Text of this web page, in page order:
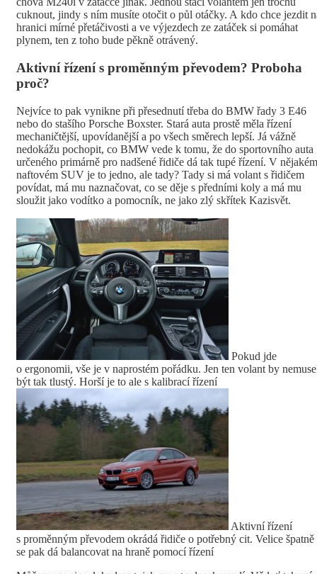
cuknout, jindy s ním musíte otočit o půl otáčky. A kdo chce jezdit
hranici mírné přetáčivosti a ve výjezdech ze zatáček si pomáhat
plynem, ten z toho bude pěkně otrávený.
Aktivní řízení s proměnným převodem? Proboha
proč?
Nejvíce to pak vynikne při přesednutí třeba do BMW řady 3 E46
nebo do stašího Porsche Boxster. Stará auta prostě měla řízení
mechaničtější, upovídanější a po všech směrech lepší. Já vážně
nedokážu pochopit, co BMW vede k tomu, že do sportovního auta
určeného primárně pro nadšené řidiče dá tak tupé řízení. V nějakém
naftovém SUV je to jedno, ale tady? Tady si má volant s řidičem
povídat, má mu naznačovat, co se děje s předními koly a má mu
sloužit jako vodítko a pomocník, ne jako zlý skřítek Kazisvět.
Pokud jde
o ergonomii, vše je v naprostém pořádku. Jen ten volant by
být tak tlustý. Horší je to ale s kalibrací řízení
Aktivní řízení
s proměnným převodem okrádá řidiče o potřebný cit. Velice špatně
se pak dá balancovat na hraně pomocí řízení